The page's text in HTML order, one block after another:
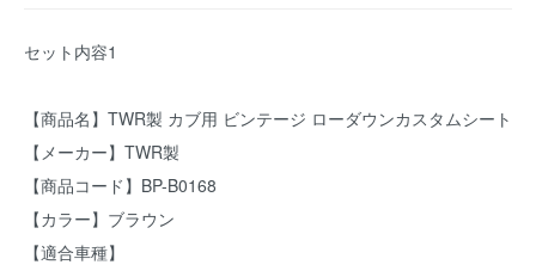
セット内容1
【商品名】TWR製 カブ用 ビンテージ ローダウンカスタムシート
【メーカー】TWR製
【商品コード】BP-B0168
【カラー】ブラウン
【適合車種】